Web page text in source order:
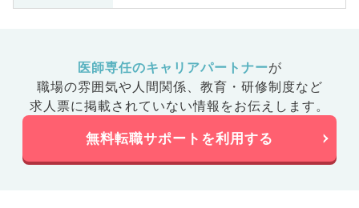
医師専任のキャリアパートナーが
職場の雰囲気や人間関係、 教育・研修制度など
求人票に掲載されていない情報をお伝えします。
無料転職サポートを利用する